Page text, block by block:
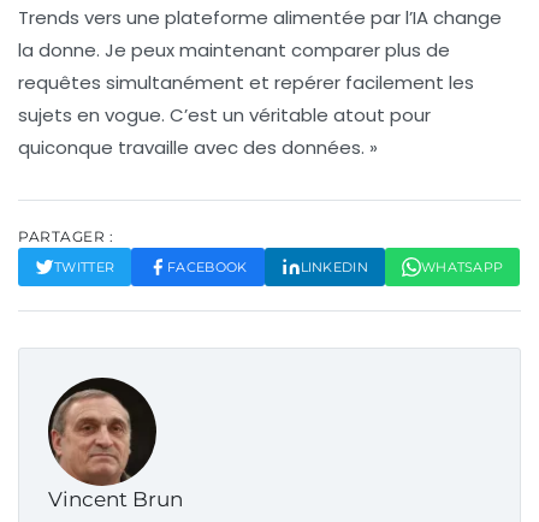
Trends vers une plateforme alimentée par l’IA change
la donne. Je peux maintenant comparer plus de
requêtes simultanément et repérer facilement les
sujets en vogue. C’est un véritable atout pour
quiconque travaille avec des données. »
PARTAGER :
TWITTER FACEBOOK LINKEDIN WHATSAPP
Vincent Brun